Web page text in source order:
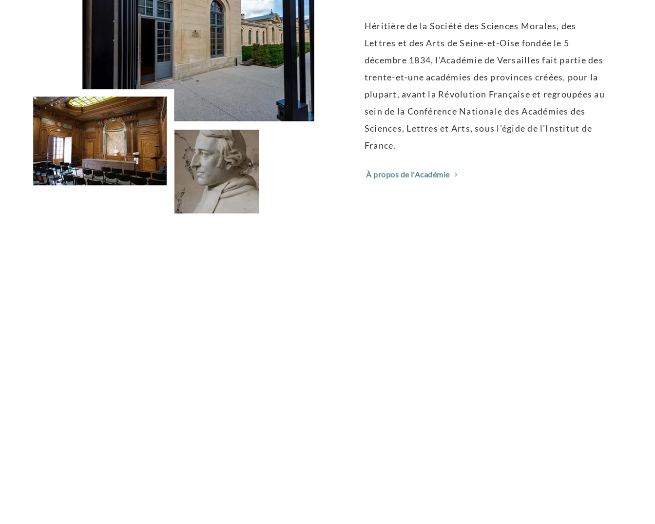
Héritière de la Société des Sciences Morales, des
Lettres et des Arts de Seine-et-Oise fondée le 5
décembre 1834, l’Académie de Versailles fait partie des
trente-et-une académies des provinces créées, pour la
plupart, avant la Révolution Française et regroupées au
sein de la Conférence Nationale des Académies des
Sciences, Lettres et Arts, sous l’égide de l’Institut de
France.
À propos de l'Académie